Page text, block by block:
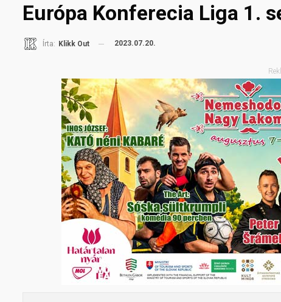
Európa Konferecia Liga 1.
Írta: Klikk Out 2023.07.20.